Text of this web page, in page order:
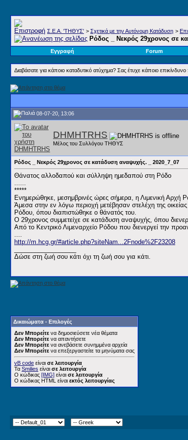
Σ.E.A. 'ΤΗΘΥΣ' > Σχετικά με την Αυτόνομη Κατάδυση >
Ρόδος _ Νεκρός 29χρονος σε
Εγγραφή Forum
Διαβάσατε για κάποιο καταδυτικό ατύχημα? Σας έτυχε κάποιο επικίνδυνο
08-07-20, 13:06
DHMHTRHS
Μέλος του Συλλόγου ΤΗΘΥΣ
Ρόδος _ Νεκρός 29χρονος σε κατάδυση αναψυχής. _ 2020_7_07
Θάνατος αλλοδαπού και σύλληψη ημεδαπού στη Ρόδο
......
*****
Ενημερώθηκε, μεσημβρινές ώρες σήμερα, η Λιμενική
Άμεσα στην εν λόγω περιοχή μετέβησαν στελέχη της
Ρόδου, όπου διαπιστώθηκε ο θάνατός του.
Ο 29χρονος συμμετείχε σε κατάδυση αναψυχής, όπου
Από το Κεντρικό Λιμεναρχείο Ρόδου που διενεργεί την
....
http://m.hcg.gr/#article.php?siteNam...2Fnode%2F23208
Δώσε στη ζωή σου κάτι όχι τη ζωή σου για κάτι.
Δικαιώματα - Επιλογές
Δεν Μπορείτε να δημοσιεύσετε νέα θέματα
Δεν Μπορείτε να απαντήσετε
Δεν Μπορείτε να ανεβάσετε συνημμένα αρχεία
Δεν Μπορείτε να επεξεργαστείτε τα μηνύματα σας
vB code είναι σε λειτουργία
Τα Smilies είναι σε λειτουργία
Ο κώδικας [IMG] είναι σε λειτουργία
Ο κώδικας HTML είναι εκτός λειτουργίας